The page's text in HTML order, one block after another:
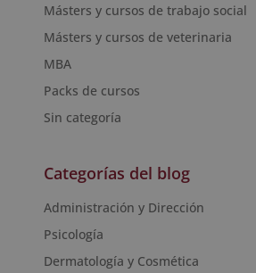
Másters y cursos de trabajo social
Másters y cursos de veterinaria
MBA
Packs de cursos
Sin categoría
Categorías del blog
Administración y Dirección
Psicología
Dermatología y Cosmética